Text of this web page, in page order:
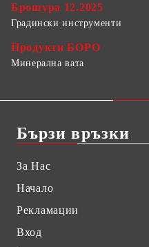
Брошура 12.2025
Градински инструменти
Продукти БОРО
Минерална вата
Бързи връзки
За Нас
Начало
Рекламации
Вход